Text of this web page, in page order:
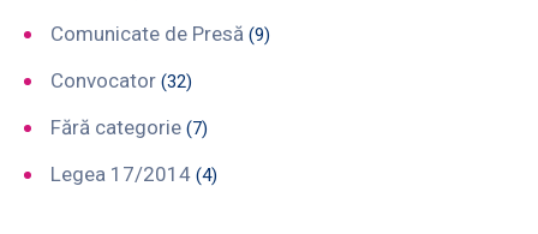
Comunicate de Presă (9)
Convocator (32)
Fără categorie (7)
Legea 17/2014 (4)